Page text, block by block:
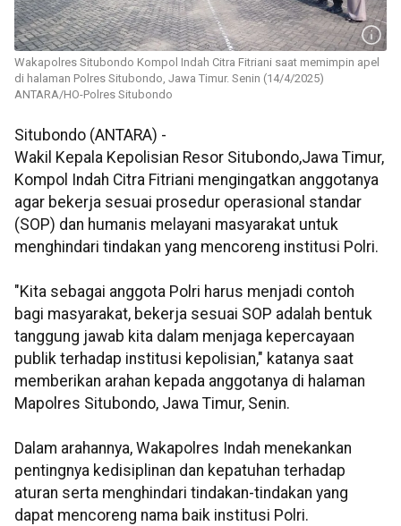
Wakapolres Situbondo Kompol Indah Citra Fitriani saat memimpin apel
di halaman Polres Situbondo, Jawa Timur. Senin (14/4/2025)
ANTARA/HO-Polres Situbondo
Situbondo (ANTARA) -
Wakil Kepala Kepolisian Resor Situbondo,Jawa Timur,
Kompol Indah Citra Fitriani mengingatkan anggotanya
agar bekerja sesuai prosedur operasional standar
(SOP) dan humanis melayani masyarakat untuk
menghindari tindakan yang mencoreng institusi Polri.
"Kita sebagai anggota Polri harus menjadi contoh
bagi masyarakat, bekerja sesuai SOP adalah bentuk
tanggung jawab kita dalam menjaga kepercayaan
publik terhadap institusi kepolisian," katanya saat
memberikan arahan kepada anggotanya di halaman
Mapolres Situbondo, Jawa Timur, Senin.
Dalam arahannya, Wakapolres Indah menekankan
pentingnya kedisiplinan dan kepatuhan terhadap
aturan serta menghindari tindakan-tindakan yang
dapat mencoreng nama baik institusi Polri.